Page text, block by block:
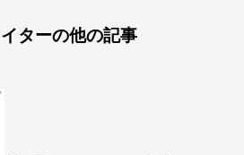
ターの他の記事